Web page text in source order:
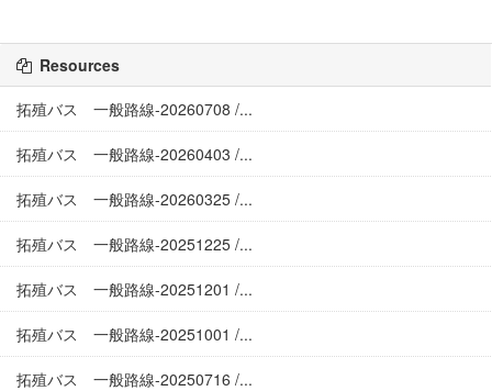
Resources
拓殖バス 一般路線-20260708 /...
拓殖バス 一般路線-20260403 /...
拓殖バス 一般路線-20260325 /...
拓殖バス 一般路線-20251225 /...
拓殖バス 一般路線-20251201 /...
拓殖バス 一般路線-20251001 /...
拓殖バス 一般路線-20250716 /...